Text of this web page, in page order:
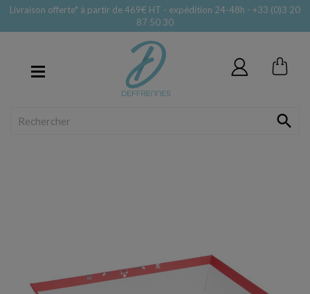
Livraison offerte* à partir de 469€ HT - expédition 24-48h - +33 (0)3 20
87 50 30
